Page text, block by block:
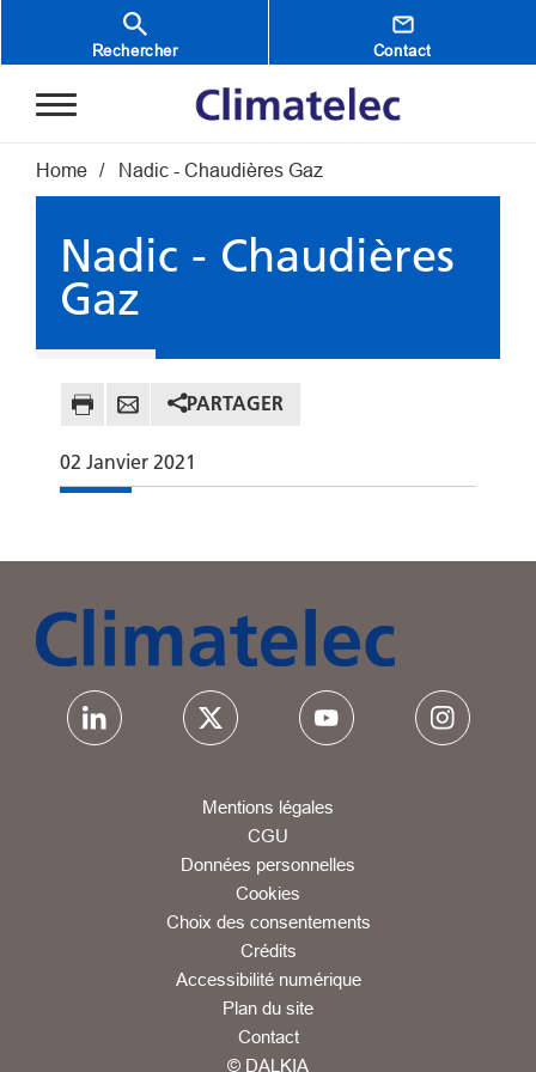
Aller au contenu principal
Rechercher Contact
Fil d'Ariane
Home Nadic - Chaudières Gaz
Nadic - Chaudières
Gaz
PARTAGER
02 Janvier 2021
Mentions légales
CGU
Données personnelles
Cookies
Choix des consentements
Crédits
Accessibilité numérique
Plan du site
Contact
© DALKIA